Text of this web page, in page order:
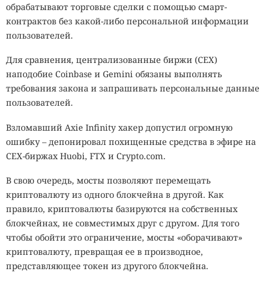
обрабатывают торговые сделки с помощью смарт-
контрактов без какой-либо персональной информации
пользователей.
Для сравнения, централизованные биржи (CEX)
наподобие Coinbase и Gemini обязаны выполнять
требования закона и запрашивать персональные данные
пользователей.
Взломавший Axie Infinity хакер допустил огромную
ошибку – депонировал похищенные средства в эфире на
CEX-биржах Huobi, FTX и Crypto.com.
В свою очередь, мосты позволяют перемещать
криптовалюту из одного блокчейна в другой. Как
правило, криптовалюты базируются на собственных
блокчейнах, не совместимых друг с другом. Для того
чтобы обойти это ограничение, мосты «оборачивают»
криптовалюту, превращая ее в производное,
представляющее токен из другого блокчейна.